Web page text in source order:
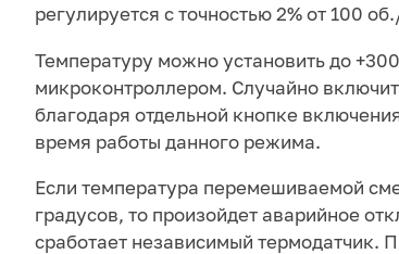
регулируется с точностью 2% от 100
Температуру можно установить до
микроконтроллером. Случайно
благодаря отдельной кнопке
время работы данного режима.
Если температура перемешиваемой
градусов, то произойдет аварийное
сработает независимый термодатчик.